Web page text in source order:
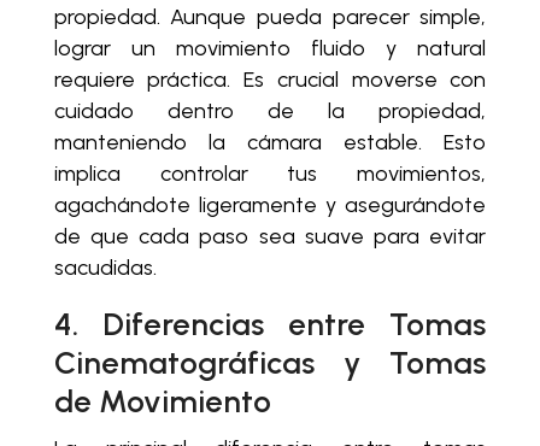
propiedad. Aunque pueda parecer simple,
lograr un movimiento fluido y natural
requiere práctica. Es crucial moverse con
cuidado dentro de la propiedad,
manteniendo la cámara estable. Esto
implica controlar tus movimientos,
agachándote ligeramente y asegurándote
de que cada paso sea suave para evitar
sacudidas.
4. Diferencias entre Tomas
Cinematográficas y Tomas
de Movimiento